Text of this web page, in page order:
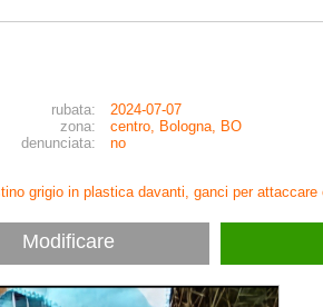
rubata:
2024-07-07
zona:
centro, Bologna, BO
denunciata:
no
grigio in plastica davanti, ganci per attaccare
Modificare